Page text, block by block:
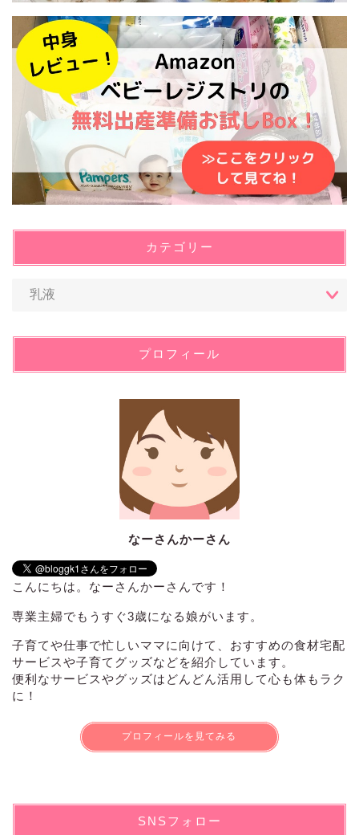
カテゴリー
プロフィール
なーさんかーさん
こんにちは。なーさんかーさんです！
専業主婦でもうすぐ3歳になる娘がいます。
子育てや仕事で忙しいママに向けて、おすすめの食材宅配
サービスや子育てグッズなどを紹介しています。
便利なサービスやグッズはどんどん活用して心も体もラク
に！
プロフィールを見てみる
SNSフォロー